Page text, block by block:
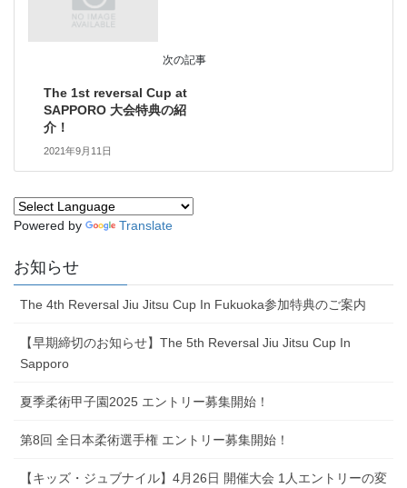
次の記事
The 1st reversal Cup at
SAPPORO 大会特典の紹
介！
2021年9月11日
Powered by Translate
お知らせ
The 4th Reversal Jiu Jitsu Cup In Fukuoka参加特典のご案内
【早期締切のお知らせ】The 5th Reversal Jiu Jitsu Cup In
Sapporo
夏季柔術甲子園2025 エントリー募集開始！
第8回 全日本柔術選手権 エントリー募集開始！
【キッズ・ジュブナイル】4月26日 開催大会 1人エントリーの変